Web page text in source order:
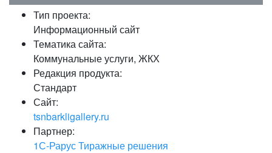
Запомнить меня на этом
Забыли свой пароль?
Тип проекта:
Информационный сайт
Тематика сайта:
Коммунальные услуги, ЖКХ
Редакция продукта:
Стандарт
Сайт:
tsnbarkligallery.ru
Партнер:
1С-Рарус Тиражные решения